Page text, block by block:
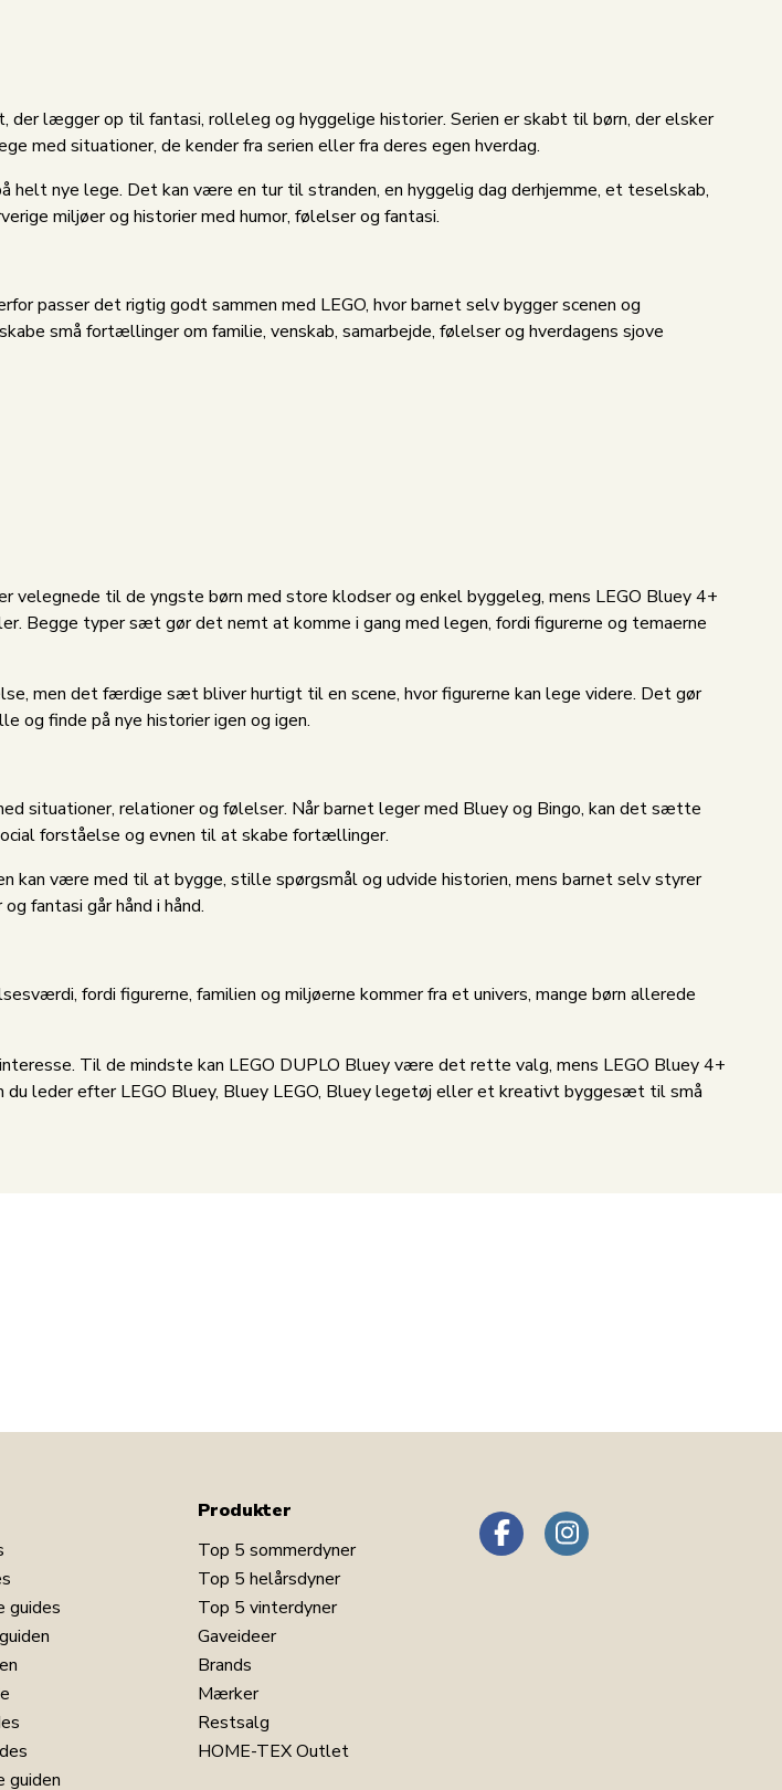
lægger op til fantasi, rolleleg og hyggelige historier. Serien er skabt til børn, der elsker
med situationer, de kender fra serien eller fra deres egen hverdag.
helt nye lege. Det kan være en tur til stranden, en hyggelig dag derhjemme, et teselskab,
miljøer og historier med humor, følelser og fantasi.
passer det rigtig godt sammen med LEGO, hvor barnet selv bygger scenen og
små fortællinger om familie, venskab, samarbejde, følelser og hverdagens sjove
til de yngste børn med store klodser og enkel byggeleg, mens LEGO Bluey 4+
Begge typer sæt gør det nemt at komme i gang med legen, fordi figurerne og temaerne
men det færdige sæt bliver hurtigt til en scene, hvor figurerne kan lege videre. Det gør
og finde på nye historier igen og igen.
situationer, relationer og følelser. Når barnet leger med Bluey og Bingo, kan det sætte
forståelse og evnen til at skabe fortællinger.
kan være med til at bygge, stille spørgsmål og udvide historien, mens barnet selv styrer
fantasi går hånd i hånd.
fordi figurerne, familien og miljøerne kommer fra et univers, mange børn allerede
Til de mindste kan LEGO DUPLO Bluey være det rette valg, mens LEGO Bluey 4+
leder efter LEGO Bluey, Bluey LEGO, Bluey legetøj eller et kreativt byggesæt til små
guides
guiden
Produkter
Top 5 sommerdyner
Top 5 helårsdyner
Top 5 vinterdyner
Gaveideer
Brands
Mærker
Restsalg
HOME-TEX Outlet